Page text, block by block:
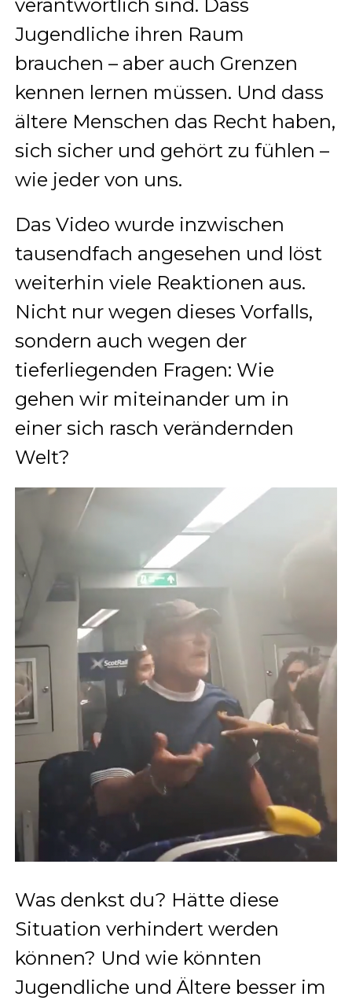
verantwortlich sind. Dass
Jugendliche ihren Raum
brauchen – aber auch Grenzen
kennen lernen müssen. Und dass
ältere Menschen das Recht haben,
sich sicher und gehört zu fühlen –
wie jeder von uns.
Das Video wurde inzwischen
tausendfach angesehen und löst
weiterhin viele Reaktionen aus.
Nicht nur wegen dieses Vorfalls,
sondern auch wegen der
tieferliegenden Fragen: Wie
gehen wir miteinander um in
einer sich rasch verändernden
Welt?
Was denkst du? Hätte diese
Situation verhindert werden
können? Und wie könnten
Jugendliche und Ältere besser im